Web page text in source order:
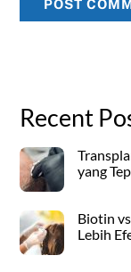
Recent
yang
Biotin
Lebih